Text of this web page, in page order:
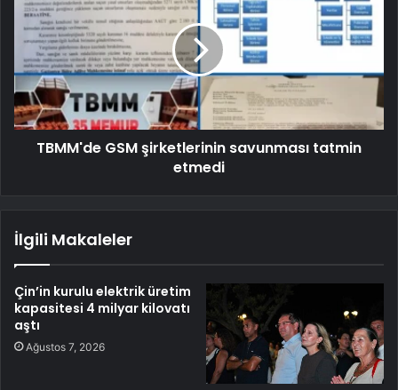
TBMM'de GSM şirketlerinin savunması tatmin
etmedi
İlgili Makaleler
Çin’in kurulu elektrik üretim
kapasitesi 4 milyar kilovatı
aştı
Ağustos 7, 2026